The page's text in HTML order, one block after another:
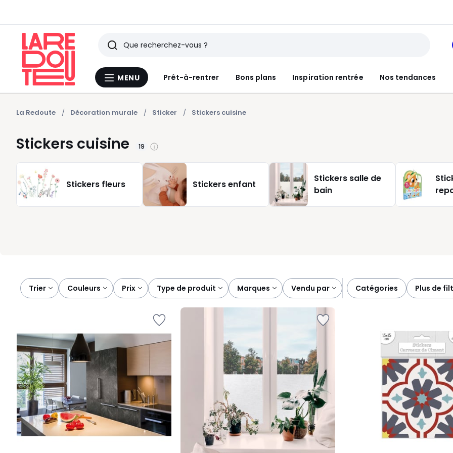
Menu
MENU Prêt-à-rentrer Bons plans Inspiration rentrée Nos tendances
Rechercher
Derniers
articles
vus
La Redoute Décoration murale Sticker Stickers cuisine
Stickers cuisine 19
Stickers fleurs Stickers enfant
Stickers salle de
bain
Trier
couleurs prix type de produit marques vendu par catégories plus de